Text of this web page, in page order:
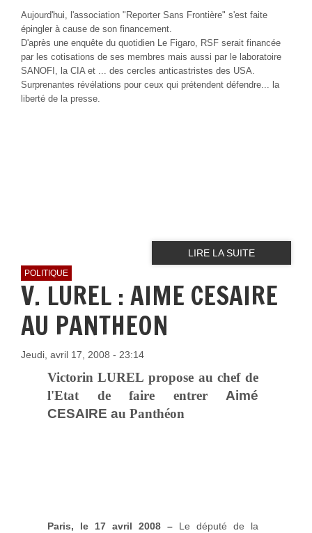
Aujourd'hui, l'association "Reporter Sans Frontière" s'est faite
épingler à cause de son financement.
D'après une enquête du quotidien Le Figaro, RSF serait financée
par les cotisations de ses membres mais aussi par le laboratoire
SANOFI, la CIA et ... des cercles anticastristes des USA.
Surprenantes révélations pour ceux qui prétendent défendre... la
liberté de la presse.
LIRE LA SUITE
POLITIQUE
V. LUREL : AIME CESAIRE
AU PANTHEON
Jeudi, avril 17, 2008 - 23:14
Victorin LUREL propose au chef de
l'Etat de faire entrer Aimé
CESAIRE au Panthéon
Paris, le 17 avril 2008 – Le député de la